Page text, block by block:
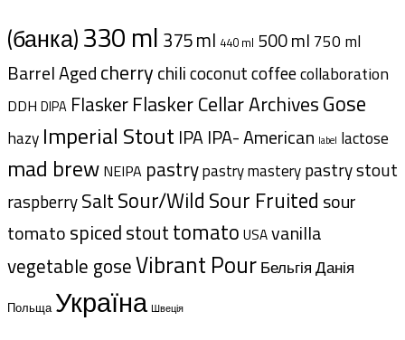
(банка)330 ml 375 ml 440 ml 500 ml 750 ml
Barrel Agedcherrychilicoconutcoffeecollaboration
DDH DIPA FlaskerFlasker Cellar ArchivesGose
hazy Imperial Stout IPA IPA- American label lactose
mad brew NEIPA pastrypastry masterypastry stout
raspberrySaltSour/Wild Sour Fruited sour
tomatospicedstouttomato USAvanilla
vegetable goseVibrant PourБельгіяДанія
Польща Україна Швеція